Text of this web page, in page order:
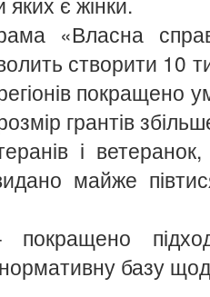
«Власна
створити 10
покращено
грантів
і
майже
покращено
базу